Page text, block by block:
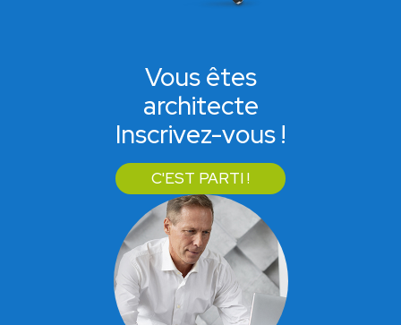
Vous êtes
architecte
Inscrivez-vous !
C'EST PARTI !